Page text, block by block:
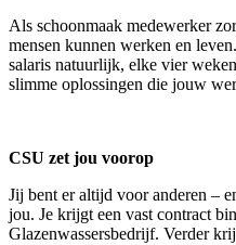
Als schoonmaak medewerker
mensen kunnen werken en
salaris natuurlijk, elke vier
slimme oplossingen die jouw
CSU zet jou voorop
Jij bent er altijd voor anderen –
jou. Je krijgt een vast contract
Glazenwassersbedrijf. Verder